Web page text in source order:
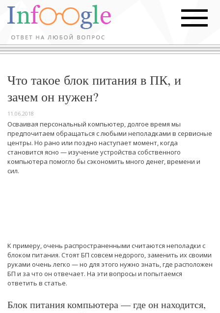
Что такое блок питания в ПК, и
зачем он нужен?
11.06.2018
Осваивая персональный компьютер, долгое время мы
предпочитаем обращаться с любыми неполадками в сервисные
центры. Но рано или поздно наступает момент, когда
становится ясно — изучение устройства собственного
компьютера помогло бы сэкономить много денег, времени и
сил.
К примеру, очень распространенными считаются неполадки с
блоком питания. Стоят БП совсем недорого, заменить их своими
руками очень легко — но для этого нужно знать, где расположен
БП и за что он отвечает. На эти вопросы и попытаемся
ответить в статье.
Блок питания компьютера — где он находится,